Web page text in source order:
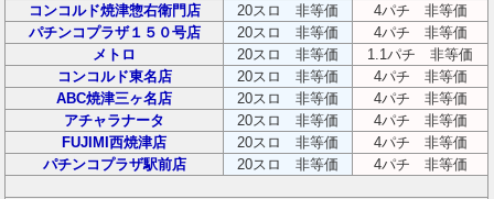
コンコルド焼津惣右衛門店
20スロ 非等価
4パチ 非等価
パチンコプラザ１５０号店
20スロ 非等価
4パチ 非等価
メトロ
20スロ 非等価
1.1パチ 非等価
コンコルド東名店
20スロ 非等価
4パチ 非等価
ABC焼津三ヶ名店
20スロ 非等価
4パチ 非等価
アチャラナータ
20スロ 非等価
4パチ 非等価
FUJIMI西焼津店
20スロ 非等価
4パチ 非等価
パチンコプラザ駅前店
20スロ 非等価 4パチ 非等価